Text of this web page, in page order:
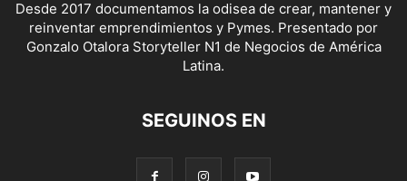
Desde 2017 documentamos la odisea de crear, mantener y
reinventar emprendimientos y Pymes. Presentado por
Gonzalo Otalora Storyteller N1 de Negocios de América
Latina.
SEGUINOS EN